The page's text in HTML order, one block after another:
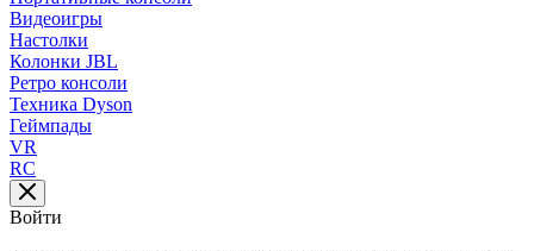
Видеоигры
Настолки
Колонки JBL
Ретро консоли
Техника Dyson
Геймпады
VR
RC
Войти